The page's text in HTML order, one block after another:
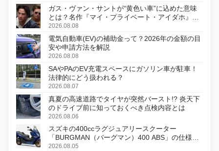
ガス・ヴァン・サントが“黄色い車”に込めた意味
とは？名作『マイ・プライベート・アイダホ』が
初のデジタルリマスター版で復活
2026.08.08
電気自動車(EV)の補助金って？2026年の金額の目
安や申請方法を解説
2026.08.08
SAやPAのEV充電スペースにガソリン車が駐車！
法律的にどう扱われる？
2026.08.07
真夏の高速道路でタイヤが突然バースト!? 炎天下
のドライブ前に知っておくべき点検内容とは
2026.08.06
スズキの400ccラグジュアリースクーター
「BURGMAN（バーグマン）400 ABS」の仕様を
変更し、8月18日に発売
2026.08.05